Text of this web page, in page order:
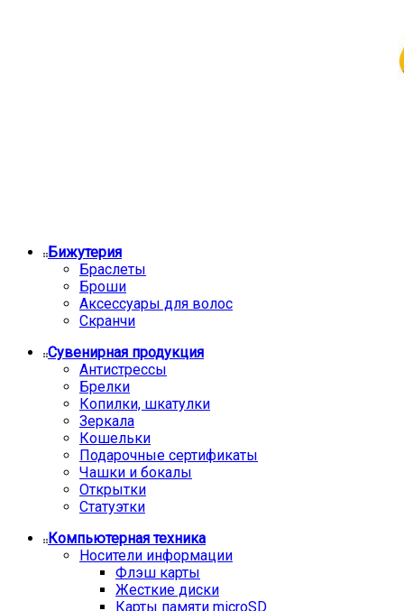
Бижутерия
Браслеты
Броши
Аксессуары для волос
Скранчи
Сувенирная продукция
Антистрессы
Брелки
Копилки, шкатулки
Зеркала
Кошельки
Подарочные сертификаты
Чашки и бокалы
Открытки
Статуэтки
Компьютерная техника
Носители информации
Флэш карты
Жесткие диски
Карты памяти microSD